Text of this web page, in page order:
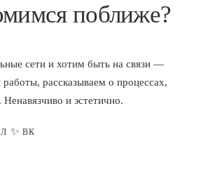
поближе?
сети и хотим быть на связи —
рассказываем о процессах,
Ненавязчиво и эстетично.
✨ ВК